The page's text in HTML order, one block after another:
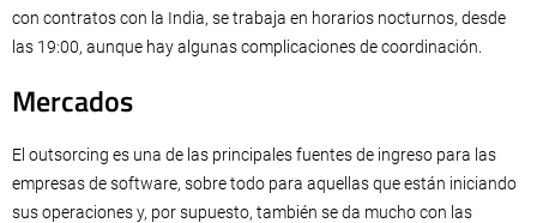
con contratos con la India, se trabaja en horarios nocturnos, desde
las 19:00, aunque hay algunas complicaciones de coordinación.
Mercados
El outsorcing es una de las principales fuentes de ingreso para las
empresas de software, sobre todo para aquellas que están iniciando
sus operaciones y, por supuesto, también se da mucho con las